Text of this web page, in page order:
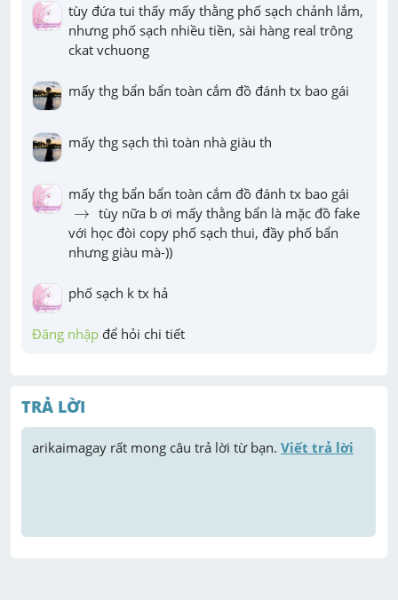
tùy đứa tui thấy mấy thằng phố sạch chảnh lắm,
nhưng phố sạch nhiều tiền, sài hàng real trông
ckat vchuong
mấy thg bẩn bẩn toàn cắm đồ đánh tx bao gái
mấy thg sạch thì toàn nhà giàu th
→
→
tùy nữa b ơi mấy thằng bẩn là mặc đồ fake
với học đòi copy phố sạch thui, đầy phố bẩn
nhưng giàu mà-))
phố sạch k tx hả
Đăng nhập để hỏi chi tiết
TRẢ LỜI
arikaimagay rất mong câu trả lời từ bạn. Viết trả lời